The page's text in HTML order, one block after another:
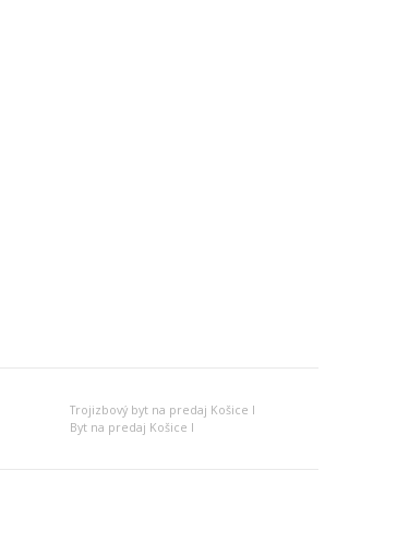
Trojizbový byt na predaj Košice I
Byt na predaj Košice I